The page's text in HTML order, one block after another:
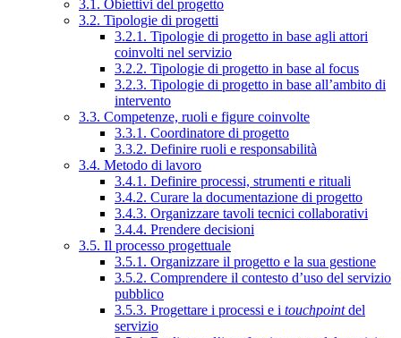
3.1. Obiettivi del progetto
3.2. Tipologie di progetti
3.2.1. Tipologie di progetto in base agli attori
coinvolti nel servizio
3.2.2. Tipologie di progetto in base al focus
3.2.3. Tipologie di progetto in base all’ambito di
intervento
3.3. Competenze, ruoli e figure coinvolte
3.3.1. Coordinatore di progetto
3.3.2. Definire ruoli e responsabilità
3.4. Metodo di lavoro
3.4.1. Definire processi, strumenti e rituali
3.4.2. Curare la documentazione di progetto
3.4.3. Organizzare tavoli tecnici collaborativi
3.4.4. Prendere decisioni
3.5. Il processo progettuale
3.5.1. Organizzare il progetto e la sua gestione
3.5.2. Comprendere il contesto d’uso del servizio
pubblico
3.5.3. Progettare i processi e i touchpointdel
servizio